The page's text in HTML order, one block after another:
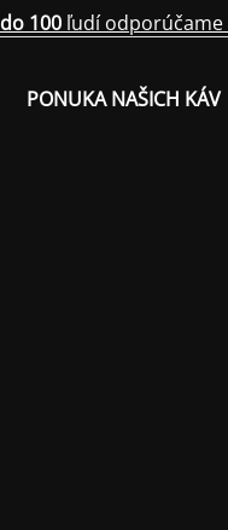
do 100 ľudí odporúčame
PONUKA NAŠICH KÁV